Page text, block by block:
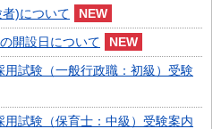
)について
開設日について
試験（一般行政職：初級）受験
試験（保育士：中級）受験案内